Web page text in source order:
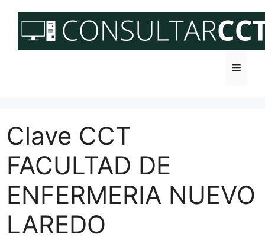
contenido
Menú
Clave CCT
FACULTAD DE
ENFERMERIA NUEVO
LAREDO